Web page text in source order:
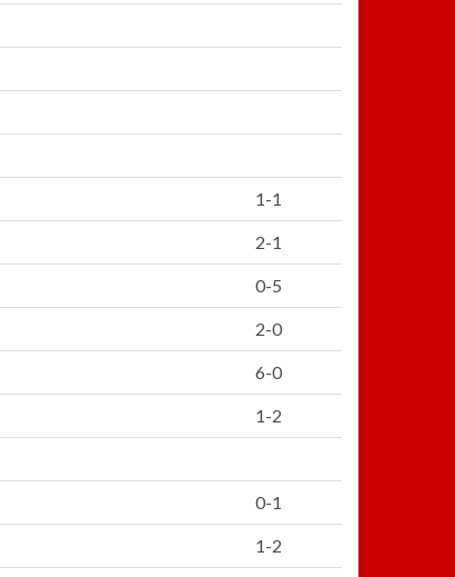
1-1
2-1
0-5
2-0
6-0
1-2
0-1
1-2